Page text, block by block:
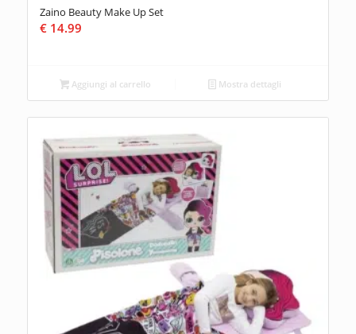
Zaino Beauty Make Up Set
€14.99
Aggiungi al carrello Mostra dettagli